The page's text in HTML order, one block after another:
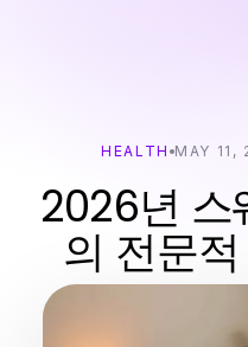
HEALTH MAY 11,
2026년 스
의 전문